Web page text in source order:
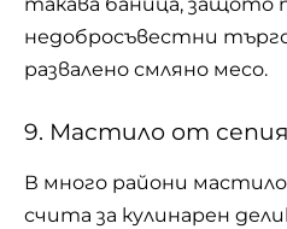
такава баница, защото
недобросъвестни
развалено смляно месо.
9. Мастило от сепия
В много райони
счита за кулинарен